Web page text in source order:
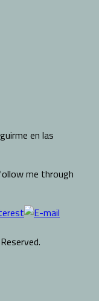
en las
me through